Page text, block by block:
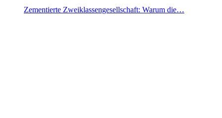
Zementierte Zweiklassengesellschaft: Warum die…